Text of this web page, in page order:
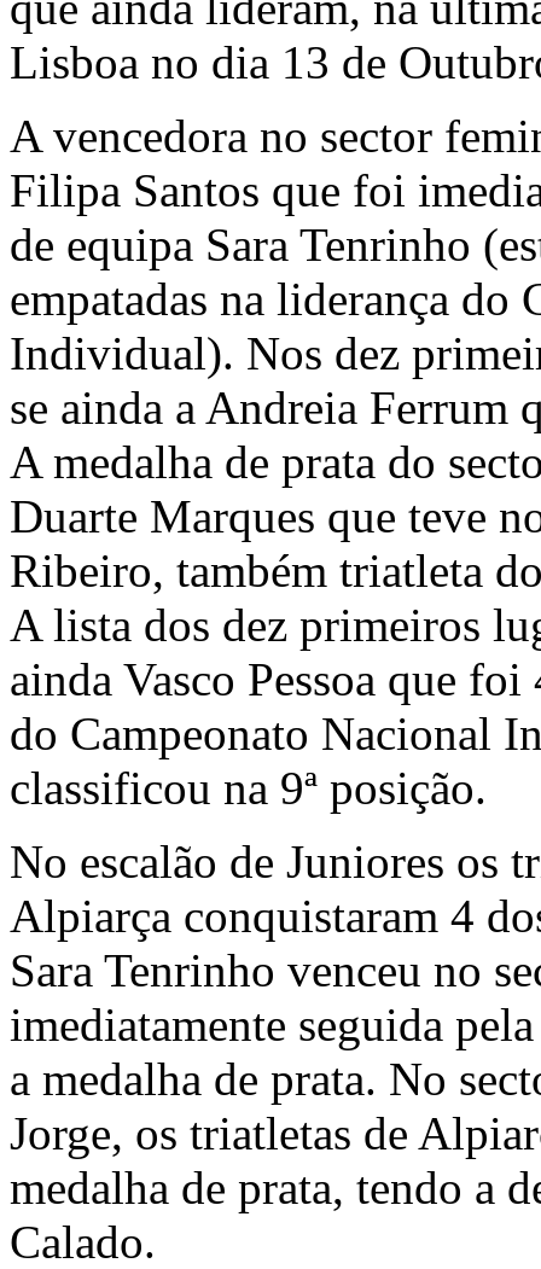
Lisboa no dia 13 de
A vencedora no sector
Filipa Santos que foi
de equipa Sara Tenrinho
empatadas na liderança do
Individual). Nos dez
se ainda a Andreia Ferrum
A medalha de prata do
Duarte Marques que teve
Ribeiro, também triatleta
A lista dos dez primeiros
ainda Vasco Pessoa que
do Campeonato Nacional
classificou na 9ª posição.
No escalão de Juniores os
Alpiarça conquistaram 4
Sara Tenrinho venceu no
imediatamente seguida
a medalha de prata. No
Jorge, os triatletas de
medalha de prata, tendo a
Calado.